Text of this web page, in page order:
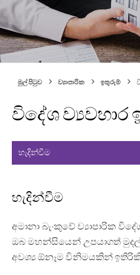
මුල් පිටුව ව්‍යාපාරික ඉතුරුම්
විදේශ
හැදින්වීම
අමානා බැංකුවේ ව්‍යාපාරික
ඔබ මහන්සියෙන් උපයාගත්
අවශ්‍ය ඕනෑම විනිමයකින්